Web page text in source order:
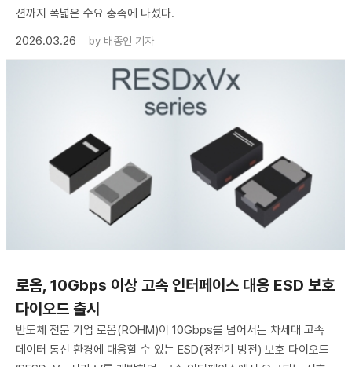
션까지 폭넓은 수요 충족에 나섰다.
2026.03.26
by 배종인 기자
로옴, 10Gbps 이상 고속 인터페이스 대응 ESD 보호
다이오드 출시
반도체 전문 기업 로옴(ROHM)이 10Gbps를 넘어서는 차세대 고속
데이터 통신 환경에 대응할 수 있는 ESD(정전기 방전) 보호 다이오드